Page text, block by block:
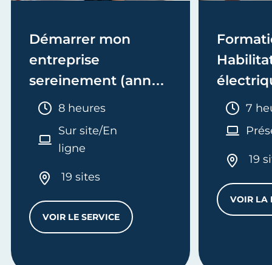
Démarrer mon
entreprise
sereinement (année
Durée :
8 heures
Sur site/En
ligne
19 sites
VOIR LE SERVICEDÉMARRER MON ENTREPRISE
7
19
VOIR LA